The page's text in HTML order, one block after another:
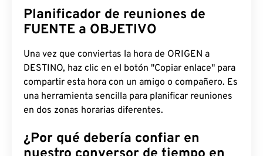
Planificador de reuniones de
FUENTE a OBJETIVO
Una vez que conviertas la hora de ORIGEN a
DESTINO, haz clic en el botón "Copiar enlace" para
compartir esta hora con un amigo o compañero. Es
una herramienta sencilla para planificar reuniones
en dos zonas horarias diferentes.
¿Por qué debería confiar en